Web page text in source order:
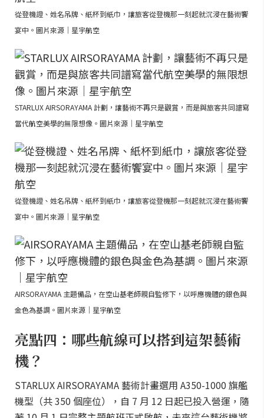
從登機證、姓名吊牌、紙杯到紙巾，讓旅客從登機那一刻起就沉浸在藝術饗
宴中。圖片來源｜星宇航空
STARLUX AIRSORAYAMA 計劃，讓藝術不再只是觀賞，而是與旅客共同譜寫
當代航空美學的無限想像。圖片來源｜星宇航空
從登機證、姓名吊牌、紙杯到紙巾，讓旅客從登機那一刻起就沉浸在藝術饗
宴中。圖片來源｜星宇航空
AIRSORAYAMA 主題備品，在空山基老師親自監修下，以呼應機體的銀色與
金色為基調。圖片來源｜星宇航空
亮點四：哪些航線可以搭到這架藝術
機？
STARLUX AIRSORAYAMA 藝術計畫選用 A350-1000 旗艦
機型（共 350 個座位），自 7 月 12 日起已投入營運，隨